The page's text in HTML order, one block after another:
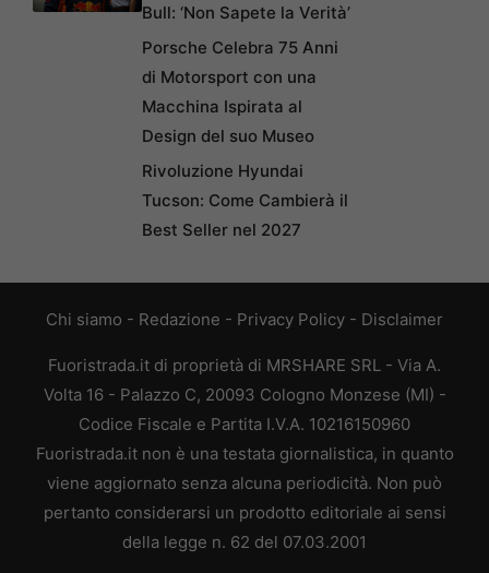
Bull: ‘Non Sapete la Verità’
Porsche Celebra 75 Anni
di Motorsport con una
Macchina Ispirata al
Design del suo Museo
Rivoluzione Hyundai
Tucson: Come Cambierà il
Best Seller nel 2027
Chi siamo - Redazione - Privacy Policy - Disclaimer
Fuoristrada.it di proprietà di MRSHARE SRL - Via A.
Volta 16 - Palazzo C, 20093 Cologno Monzese (MI) -
Codice Fiscale e Partita I.V.A. 10216150960
Fuoristrada.it non è una testata giornalistica, in quanto
viene aggiornato senza alcuna periodicità. Non può
pertanto considerarsi un prodotto editoriale ai sensi
della legge n. 62 del 07.03.2001